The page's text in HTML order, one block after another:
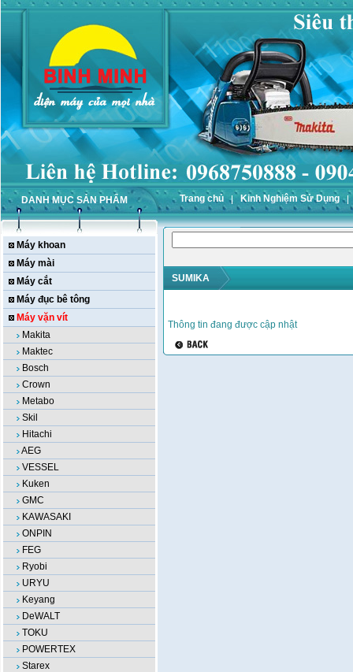
DANH MỤC SẢN PHẨM Trang chủ Kinh Nghiệm Sử Dụng
Máy khoan
Máy mài
Máy cắt
Máy đục bê tông
Máy vặn vít
Makita
Maktec
Bosch
Crown
Metabo
Skil
Hitachi
AEG
VESSEL
Kuken
GMC
KAWASAKI
ONPIN
FEG
Ryobi
URYU
Keyang
DeWALT
TOKU
POWERTEX
Starex
SUMIKA
Thông tin đang được cập nhật